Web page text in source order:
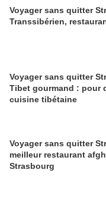
Voyager sans quitter
Transsibérien,
Voyager sans quitter
Tibet gourmand : pour
cuisine tibétaine
Voyager sans quitter
meilleur restaurant
Strasbourg